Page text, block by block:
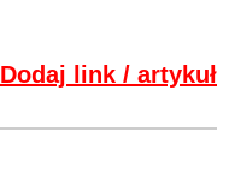
Dodaj link / artykuł